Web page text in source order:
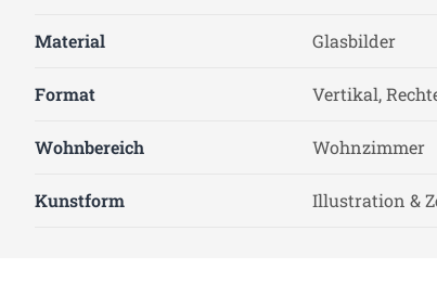
Material Glasbilder
Format Vertikal,
Wohnbereich Wohnzimmer
Kunstform Illustration &